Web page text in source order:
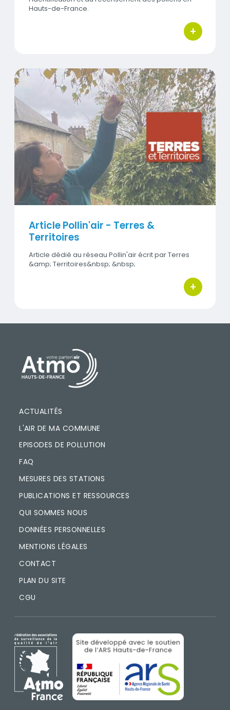
Hauts-de-France.
+
bouton
Titre
Article Pollin'air - Terres & Territoires
Visuel
Article Pollin'air - Terres &
Territoires
Article dédié au réseau Pollin'air écrit par Terres
&amp; Territoires&nbsp; &nbsp;
+
bouton
PIED DE PAGE
ACTUALITÉS
L'AIR DE MA COMMUNE
EPISODES DE POLLUTION
FAQ
MESURES DES STATIONS
PUBLICATIONS ET RESSOURCES
QUI SOMMES NOUS
DONNÉES PERSONNELLES
MENTIONS LÉGALES
CONTACT
PLAN DU SITE
CGU
IMAGE IMAGE